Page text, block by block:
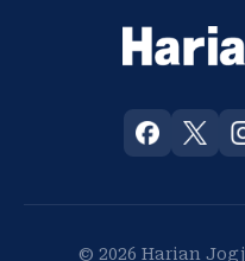
© 2026 Harian